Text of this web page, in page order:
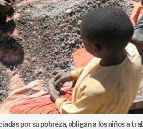
por su pobreza, obligan a los niños a